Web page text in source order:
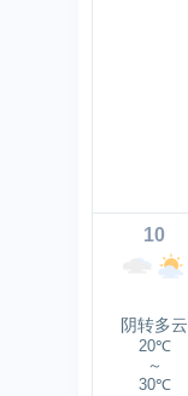
10
阴转多云
20℃
～
30℃